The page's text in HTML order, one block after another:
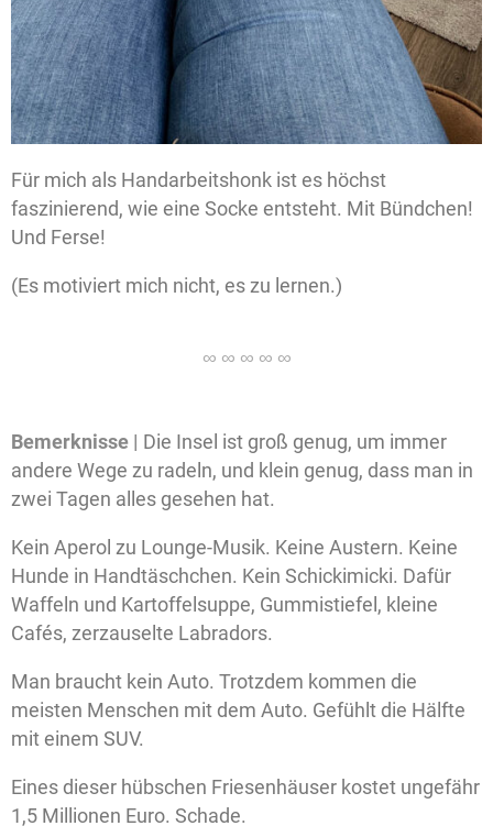
Für mich als Handarbeitshonk ist es höchst
faszinierend, wie eine Socke entsteht. Mit Bündchen!
Und Ferse!
(Es motiviert mich nicht, es zu lernen.)
Bemerknisse | Die Insel ist groß genug, um immer
andere Wege zu radeln, und klein genug, dass man in
zwei Tagen alles gesehen hat.
Kein Aperol zu Lounge-Musik. Keine Austern. Keine
Hunde in Handtäschchen. Kein Schickimicki. Dafür
Waffeln und Kartoffelsuppe, Gummistiefel, kleine
Cafés, zerzauselte Labradors.
Man braucht kein Auto. Trotzdem kommen die
meisten Menschen mit dem Auto. Gefühlt die Hälfte
mit einem SUV.
Eines dieser hübschen Friesenhäuser kostet ungefähr
1,5 Millionen Euro. Schade.